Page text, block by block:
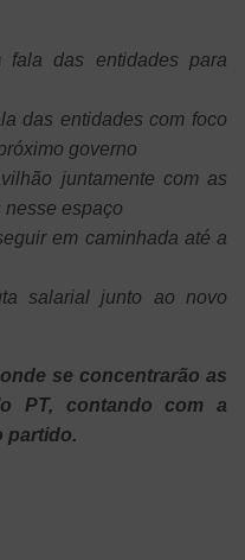
das entidades para
das entidades com foco
governo
juntamente com as
nesse espaço
em caminhada até a
salarial junto ao novo
se concentrarão as
PT, contando com a
partido.